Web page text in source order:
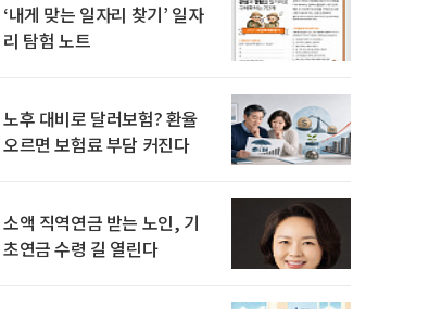
‘내게 맞는 일자리 찾기’ 일자
리 탐험 노트
노후 대비로 달러보험? 환율
오르면 보험료 부담 커진다
소액 직역연금 받는 노인, 기
초연금 수령 길 열린다